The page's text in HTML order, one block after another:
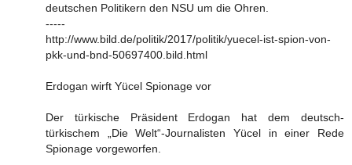
deutschen Politikern den NSU um die Ohren.
-----
http://www.bild.de/politik/2017/politik/yuecel-ist-spion-von-
pkk-und-bnd-50697400.bild.html
Erdogan wirft Yücel Spionage vor
Der türkische Präsident Erdogan hat dem deutsch-
türkischem „Die Welt“-Journalisten Yücel in einer Rede
Spionage vorgeworfen.